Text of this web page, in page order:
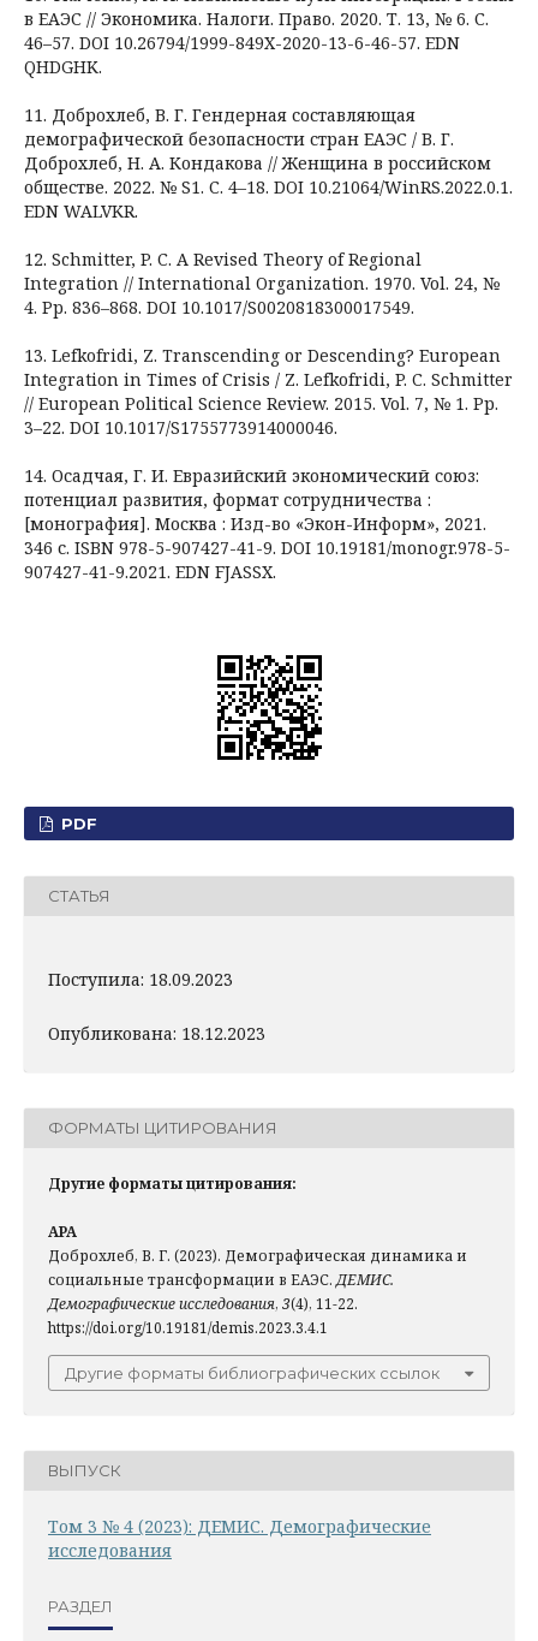
в ЕАЭС // Экономика. Налоги. Право. 2020. Т. 13, № 6. С.
46–57. DOI 10.26794/1999-849X-2020-13-6-46-57. EDN
QHDGHK.
11. Доброхлеб, В. Г. Гендерная составляющая
демографической безопасности стран ЕАЭС / В. Г.
Доброхлеб, Н. А. Кондакова // Женщина в российском
обществе. 2022. № S1. С. 4–18. DOI 10.21064/WinRS.2022.0.1.
EDN WALVKR.
12. Schmitter, P. C. A Revised Theory of Regional
Integration // International Organization. 1970. Vol. 24, №
4. Pp. 836–868. DOI 10.1017/S0020818300017549.
13. Lefkofridi, Z. Transcending or Descending? European
Integration in Times of Crisis / Z. Lefkofridi, P. C. Schmitter
// European Political Science Review. 2015. Vol. 7, № 1. Pp.
3–22. DOI 10.1017/S1755773914000046.
14. Осадчая, Г. И. Евразийский экономический союз:
потенциал развития, формат сотрудничества :
[монография]. Москва : Изд-во «Экон-Информ», 2021.
346 с. ISBN 978-5-907427-41-9. DOI 10.19181/monogr.978-5-
907427-41-9.2021. EDN FJASSX.
PDF
СТАТЬЯ
Поступила: 18.09.2023
Опубликована: 18.12.2023
ФОРМАТЫ ЦИТИРОВАНИЯ
Другие форматы цитирования:
APA
Доброхлеб, В. Г. (2023). Демографическая динамика и
социальные трансформации в ЕАЭС.ДЕМИС.
Демографические исследования, 3(4), 11-22.
https://doi.org/10.19181/demis.2023.3.4.1
Другие форматы библиографических ссылок
ВЫПУСК
Том 3 № 4 (2023): ДЕМИС. Демографические
исследования
РАЗДЕЛ